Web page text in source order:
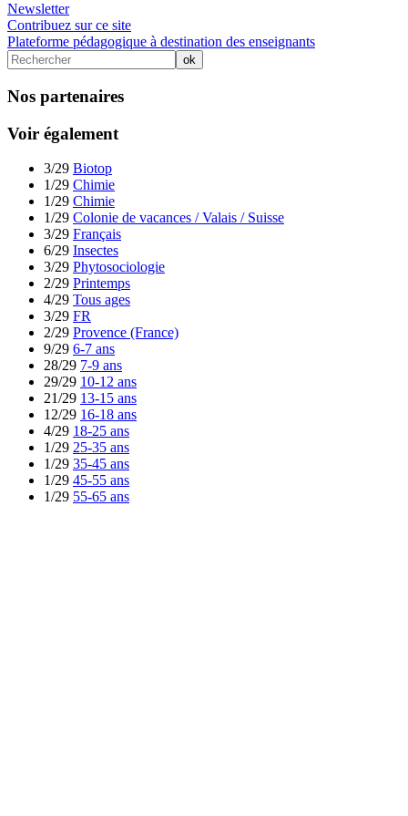
Newsletter
Contribuez sur ce site
Plateforme pédagogique à destination des enseignants
Nos partenaires
Voir également
3/29 Biotop
1/29 Chimie
1/29 Chimie
1/29 Colonie de vacances / Valais / Suisse
3/29 Français
6/29 Insectes
3/29 Phytosociologie
2/29 Printemps
4/29 Tous ages
3/29 FR
2/29 Provence (France)
9/29 6-7 ans
28/29 7-9 ans
29/29 10-12 ans
21/29 13-15 ans
12/29 16-18 ans
4/29 18-25 ans
1/29 25-35 ans
1/29 35-45 ans
1/29 45-55 ans
1/29 55-65 ans